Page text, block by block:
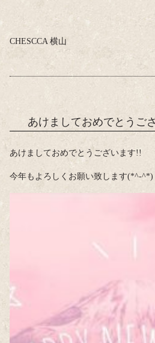
CHESCCA 横山
あけましておめでとうご
あけましておめでとうございます!!
今年もよろしくお願い致します(*^-^*)